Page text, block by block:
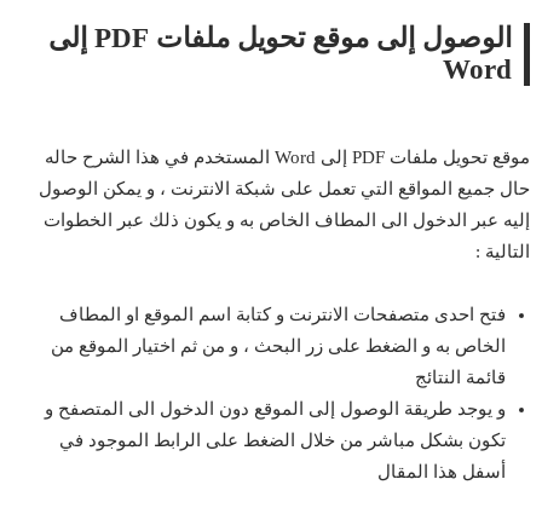
الوصول إلى موقع تحويل ملفات PDF إلى
Word
موقع تحويل ملفات PDF إلى Word المستخدم في هذا الشرح حاله
حال جميع المواقع التي تعمل على شبكة الانترنت ، و يمكن الوصول
إليه عبر الدخول الى المطاف الخاص به و يكون ذلك عبر الخطوات
التالية :
فتح احدى متصفحات الانترنت و كتابة اسم الموقع او المطاف
الخاص به و الضغط على زر البحث ، و من ثم اختيار الموقع من
قائمة النتائج
و يوجد طريقة الوصول إلى الموقع دون الدخول الى المتصفح و
تكون بشكل مباشر من خلال الضغط على الرابط الموجود في
أسفل هذا المقال